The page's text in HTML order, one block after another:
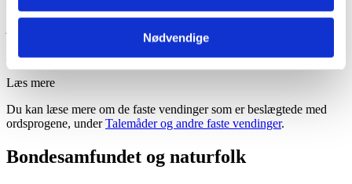
Nødvendige
Man vokser kun i ensomhed(hinduistisk ordsprog)
Læs mere
Du kan læse mere om de faste vendinger som er beslægtede med
ordsprogene, underTalemåder og andre faste vendinger.
Bondesamfundet og naturfolk